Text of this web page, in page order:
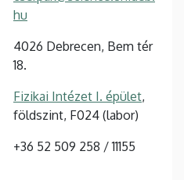
hu
4026 Debrecen, Bem tér
18.
Fizikai Intézet I. épület,
földszint, F024 (labor)
+36 52 509 258 / 11155